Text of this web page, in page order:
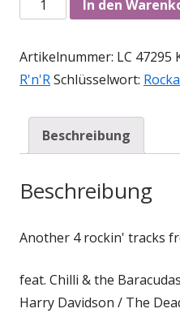
In den
Artikelnummer: LC 47295
R'n'RSchlüsselwort:
Beschreibung
Beschreibung
Another 4 rockin' tracks
feat. Chilli & the
Harry Davidson / The